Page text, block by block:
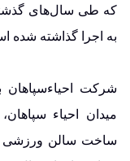
که طی سال‌های
به اجرا گذاشته شده
شرکت احیاءسپاهان
میدان احیاء
ساخت سالن ورزشی